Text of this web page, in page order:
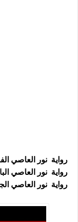
رواية نور العاصي
رواية نور العاصي
رواية نور العاصي